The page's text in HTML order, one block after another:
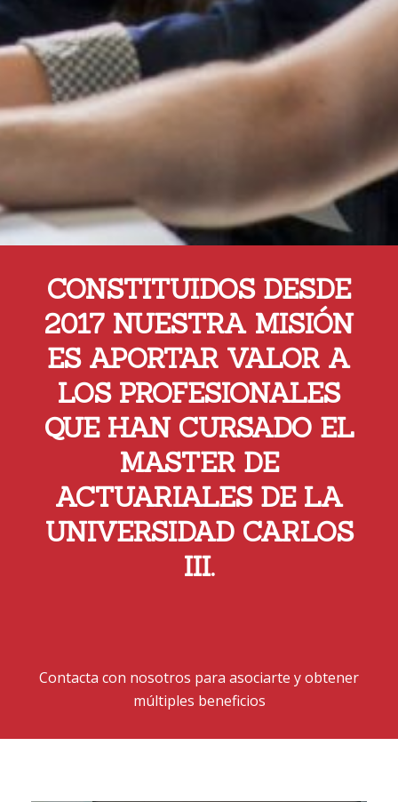
CONSTITUIDOS DESDE
2017 NUESTRA MISIÓN
ES APORTAR VALOR A
LOS PROFESIONALES
QUE HAN CURSADO EL
MASTER DE
ACTUARIALES DE LA
UNIVERSIDAD CARLOS
III.
Contacta con nosotros para asociarte y obtener
múltiples beneficios